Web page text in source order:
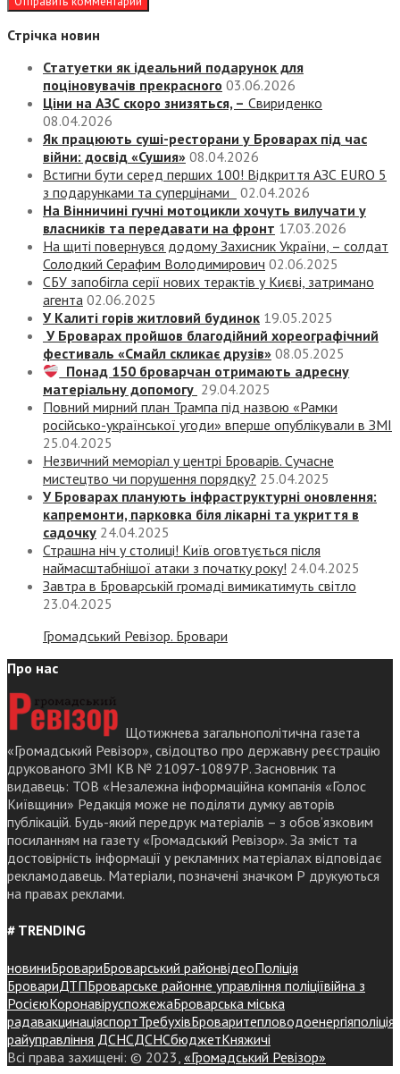
Стрічка новин
Статуетки як ідеальний подарунок для
поціновувачів прекрасного 03.06.2026
Ціни на АЗС скоро знизяться, – Свириденко
08.04.2026
Як працюють суші-ресторани у Броварах під час
війни: досвід «Сушия» 08.04.2026
Встигни бути серед перших 100! Відкриття АЗС EURO 5
з подарунками та суперцінами
02.04.2026
На Вінничині гучні мотоцикли хочуть вилучати у
власників та передавати на фронт 17.03.2026
На щиті повернувся додому Захисник України, – солдат
Солодкий Серафим Володимирович 02.06.2025
СБУ запобігла серії нових терактів у Києві, затримано
агента 02.06.2025
У Калиті горів житловий будинок 19.05.2025
У Броварах пройшов благодійний хореографічний
фестиваль «Смайл скликає друзів» 08.05.2025
Понад 150 броварчан отримають адресну
матеріальну допомогу 29.04.2025
Повний мирний план Трампа під назвою «‎Рамки
російсько-української угоди» вперше опублікували в ЗМІ
25.04.2025
Незвичний меморіал у центрі Броварів. Сучасне
мистецтво чи порушення порядку? 25.04.2025
У Броварах планують інфраструктурні оновлення:
капремонти, парковка біля лікарні та укриття в
садочку 24.04.2025
Страшна ніч у столиці! Київ оговтується після
наймасштабнішої атаки з початку року! 24.04.2025
Завтра в Броварській громаді вимикатимуть світло
23.04.2025
Громадський Ревізор. Бровари
Про нас
Щотижнева загальнополітична газета
«Громадський Ревізор», свідоцтво про державну реєстрацію
друкованого ЗМІ КВ № 21097-10897Р. Засновник та
видавець: ТОВ «Незалежна інформаційна компанія «Голос
Київщини» Редакція може не поділяти думку авторів
публікацій. Будь-який передрук матеріалів – з обов’язковим
посиланням на газету «Громадський Ревізор». За зміст та
достовірність інформації у рекламних матеріалах відповідає
рекламодавець. Матеріали, позначені значком Р друкуються
на правах реклами.
# TRENDING
новиниБровариБроварський районвідеоПоліція
БровариДТПБроварське районне управління поліціївійна з
РосієюКоронавіруспожежаБроварська міська
радавакцинаціяспортТребухівБроваритепловодоенергіяполіція
райуправління ДСНСДСНСбюджетКняжичі
Всі права захищені: © 2023, «Громадський Ревізор»